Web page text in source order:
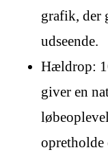
grafik, der
udseende.
Hældrop:
giver en
opretholde